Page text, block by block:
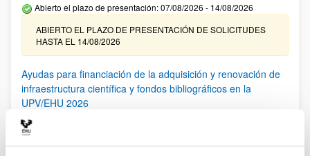
Abierto el plazo de presentación: 07/08/2026 - 14/08/2026
ABIERTO EL PLAZO DE PRESENTACIÓN DE SOLICITUDES
HASTA EL 14/08/2026
Ayudas para financiación de la adquisición y renovación de
infraestructura científica y fondos bibliográficos en la
UPV/EHU 2026